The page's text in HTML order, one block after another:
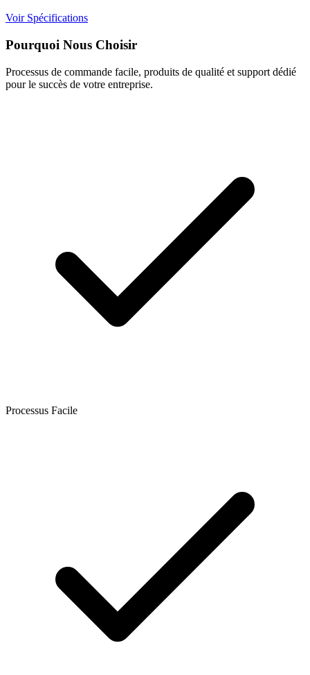
Voir Spécifications
Pourquoi Nous Choisir
Processus de commande facile, produits de qualité et support dédié
pour le succès de votre entreprise.
Processus Facile